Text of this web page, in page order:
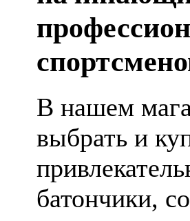
В нашем
выбрать и
батончики,